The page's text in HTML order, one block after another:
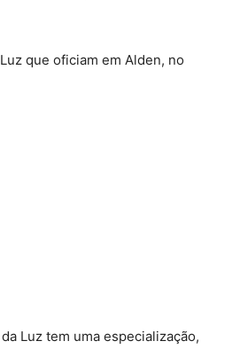
que oficiam em Alden, no
Luz tem uma especialização,